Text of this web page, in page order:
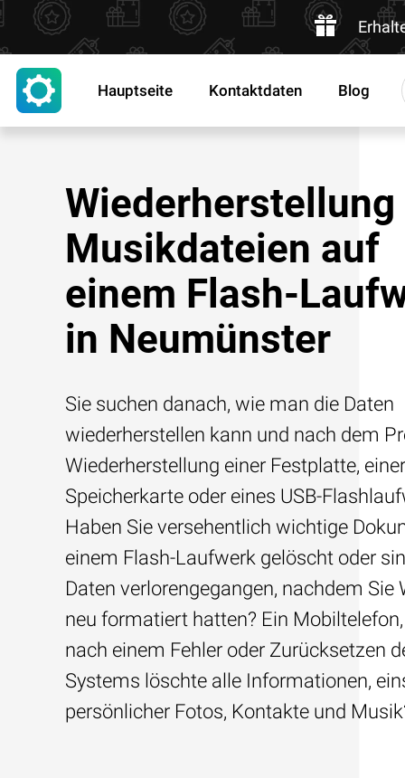
Hauptseite Kontaktdaten Blog
Wiederherstellung
Musikdateien auf
einem Flash-
in Neumünster
Sie suchen danach, wie man die Daten
wiederherstellen kann und nach dem
Wiederherstellung einer Festplatte, einer
Speicherkarte oder eines USB-
Haben Sie versehentlich wichtige
einem Flash-Laufwerk gelöscht oder
Daten verlorengegangen, nachdem Sie
neu formatiert hatten? Ein
nach einem Fehler oder Zurücksetzen
Systems löschte alle Informationen,
persönlicher Fotos, Kontakte und